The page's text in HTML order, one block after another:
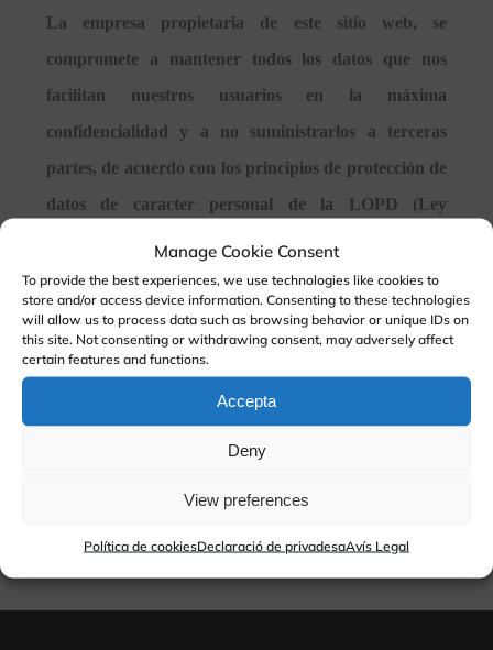
Manage Cookie Consent
To provide the best experiences, we use technologies like cookies to
store and/or access device information. Consenting to these technologies
will allow us to process data such as browsing behavior or unique IDs on
this site. Not consenting or withdrawing consent, may adversely affect
certain features and functions.
Accepta
Deny
View preferences
Política de cookiesDeclaració de privadesaAvís Legal
La empresa propietaria de este sitio web, se
compromete a mantener todos los datos que nos
facilitan nuestros usuarios en la máxima
confidencialidad y a no suministrarlos a terceras
partes, de acuerdo con los principios de protección de
datos de caracter personal de la LOPD (Ley
servicios, que ofrecen la opción de rellenar un
formulario, solicitamos alguno de los datos anteriores
con la única finalidad de poder ofrecerle una mejor
Cualquier dato que nos facilite recibe las mismas
condiciones de confidencialidad.